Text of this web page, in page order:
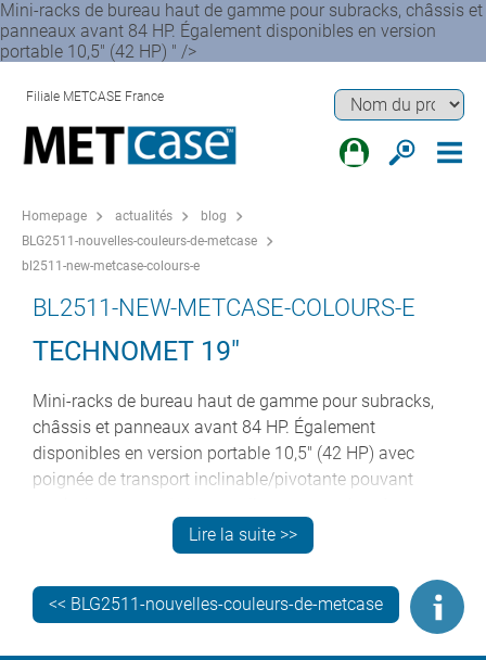
Mini-racks de bureau haut de gamme pour subracks, châssis et
panneaux avant 84 HP. Également disponibles en version
portable 10,5" (42 HP) " />
Filiale METCASE France
Homepage actualités
blog
BLG2511-nouvelles-couleurs-de-metcase
bl2511-new-metcase-colours-e
BL2511-NEW-METCASE-COLOURS-E
TECHNOMET 19"
Mini-racks de bureau haut de gamme pour subracks,
châssis et panneaux avant 84 HP. Également
disponibles en version portable 10,5" (42 HP) avec
poignée de transport inclinable/pivotante pouvant
design que la gamme TECHNOMET.
Lire la suite >>
<< BLG2511-nouvelles-couleurs-de-metcase